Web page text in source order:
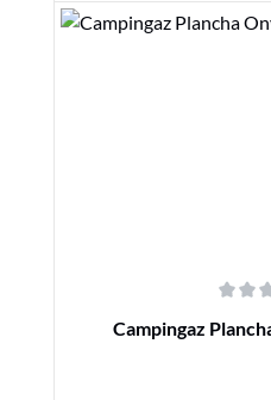
Durchschnittliche
Campingaz